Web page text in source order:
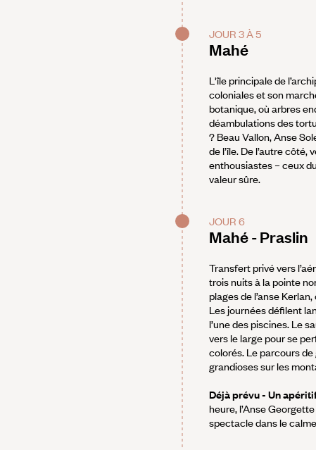
JOUR 3 À 5
Mahé
L'île principale de
coloniales et son
botanique, où arbres
déambulations des
? Beau Vallon, Anse
de l’île. De l’autre
enthousiastes – ceux
valeur sûre.
JOUR 6
Mahé - Praslin
Transfert privé vers
trois nuits à la pointe
plages de l’anse
Les journées défilent
l’une des piscines. Le
vers le large pour se
colorés. Le parcours
grandioses sur les
Déjà prévu - Un
heure, l’Anse
spectacle dans le